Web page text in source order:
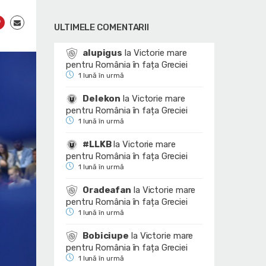
ULTIMELE COMENTARII
alupigus la Victorie mare
pentru România în fața Greciei
1 lună în urmă
Delekon la Victorie mare
pentru România în fața Greciei
1 lună în urmă
#LLKBlaVictorie mare
pentru România în fața Greciei
1 lună în urmă
Oradeafan la Victorie mare
pentru România în fața Greciei
1 lună în urmă
Bobiciupe la Victorie mare
pentru România în fața Greciei
1 lună în urmă